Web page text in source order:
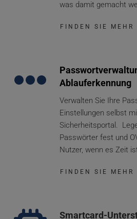
was damit gemacht
FINDEN SIE MEHR
Ablauferkennung
Verwalten Sie Ihre
Einstellungen selbst
Sicherheitsportal.
Passwörter fest und
Nutzer, wenn es Zeit
FINDEN SIE MEHR
Smartcard-